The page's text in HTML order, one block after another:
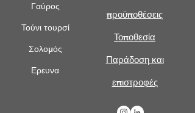
Γαύρος
Τούνι τουρσί
Σολομός
Ερευνα
προϋποθέσεις
Τοποθεσία
Παράδοση και
επιστροφές